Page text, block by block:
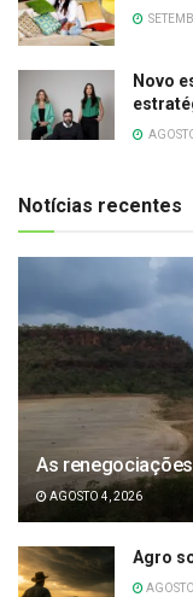
Novo
Notícias recentes
As
AGOSTO 4, 2026
Agro